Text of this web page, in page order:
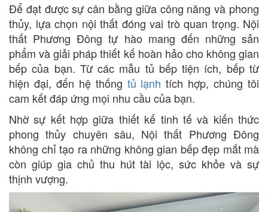
Để đạt được sự cân bằng giữa công năng và phong
thủy, lựa chọn nội thất đóng vai trò quan trọng. Nội
thất Phương Đông tự hào mang đến những sản
phẩm và giải pháp thiết kế hoàn hảo cho không gian
bếp của bạn. Từ các mẫu tủ bếp tiện ích, bếp từ
hiện đại, đến hệ thống tủ lạnh tích hợp, chúng tôi
cam kết đáp ứng mọi nhu cầu của bạn.
Nhờ sự kết hợp giữa thiết kế tinh tế và kiến thức
phong thủy chuyên sâu, Nội thất Phương Đông
không chỉ tạo ra những không gian bếp đẹp mắt mà
còn giúp gia chủ thu hút tài lộc, sức khỏe và sự
thịnh vượng.